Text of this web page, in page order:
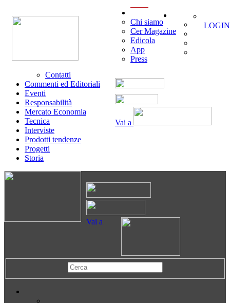
Vai a
Chi siamo
Cer Magazine
Edicola
App
Press
Contatti
Commenti ed Editoriali
Eventi
Responsabilità
Mercato Economia
Tecnica
Interviste
Prodotti tendenze
Progetti
Storia
LOGIN
Vai a